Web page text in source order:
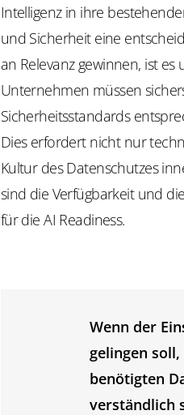
Intelligenz in ihre
und Sicherheit eine
an Relevanz gewinnen, ist
Unternehmen müssen
Sicherheitsstandards
Dies erfordert nicht nur
Kultur des Datenschutzes
sind die Verfügbarkeit und
für die AI Readiness.
Wenn der
gelingen
benötigten
verständlich